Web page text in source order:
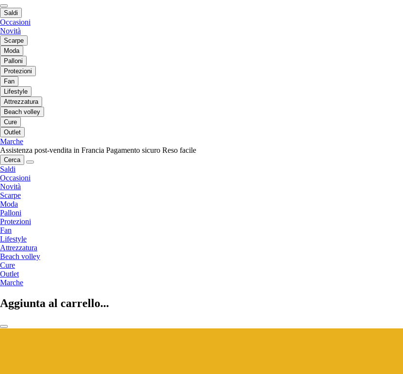
Saldi
Occasioni
Novità
Scarpe
Moda
Palloni
Protezioni
Fan
Lifestyle
Attrezzatura
Beach volley
Cure
Outlet
Marche
Assistenza post-vendita in Francia Pagamento sicuro Reso facile
Cerca
Saldi
Occasioni
Novità
Scarpe
Moda
Palloni
Protezioni
Fan
Lifestyle
Attrezzatura
Beach volley
Cure
Outlet
Marche
Aggiunta al carrello...